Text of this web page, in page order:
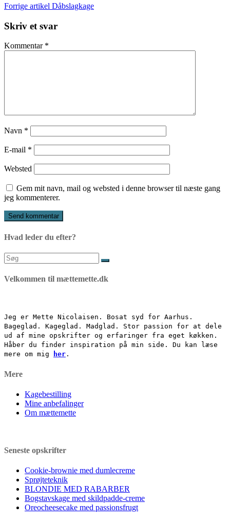
Læs
videre
Forrige artikel Dåbslagkage
Skriv et svar
Kommentar *
Navn *
E-mail *
Websted
Gem mit navn, mail og websted i denne browser til næste gang
jeg kommenterer.
Hvad leder du efter?
Søg
efter:
Velkommen til mættemette.dk
Jeg er Mette Nicolaisen. Bosat syd for Aarhus.
Bageglad. Kageglad. Madglad. Stor passion for at dele
ud af mine opskrifter og erfaringer fra eget køkken.
Håber du finder inspiration på min side. Du kan læse
mere om mig
her .
Mere
Kagebestilling
Mine anbefalinger
Om mættemette
Seneste opskrifter
Cookie-brownie med dumlecreme
Sprøjteteknik
BLONDIE MED RABARBER
Bogstavskage med skildpadde-creme
Oreocheesecake med passionsfrugt